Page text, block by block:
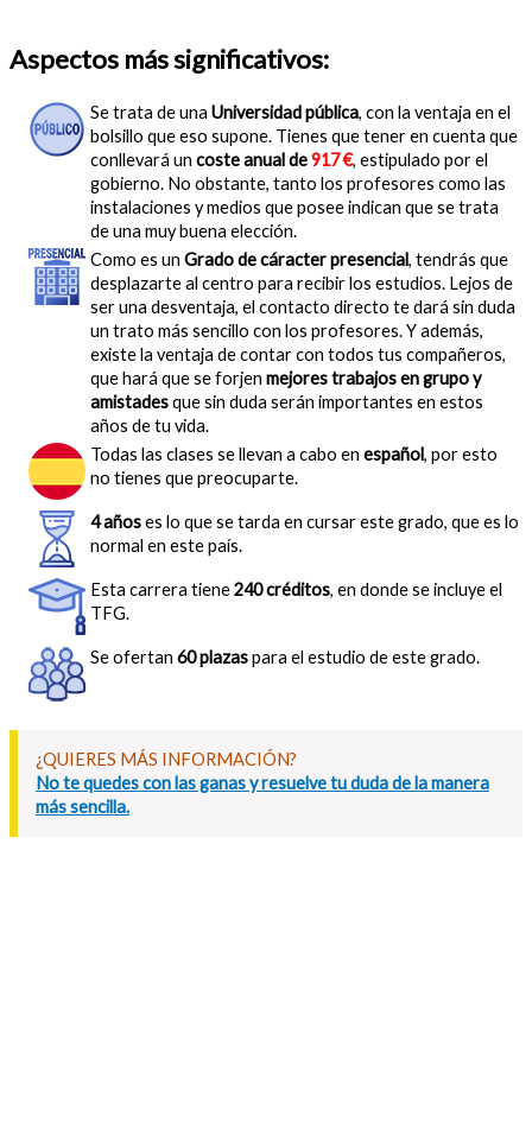
Aspectos más significativos:
Se trata de una Universidad pública, con la ventaja en el
bolsillo que eso supone. Tienes que tener en cuenta que
conllevará un coste anual de917 €, estipulado por el
gobierno. No obstante, tanto los profesores como las
instalaciones y medios que posee indican que se trata
de una muy buena elección.
Como es un Grado de cáracter presencial, tendrás que
desplazarte al centro para recibir los estudios. Lejos de
ser una desventaja, el contacto directo te dará sin duda
un trato más sencillo con los profesores. Y además,
existe la ventaja de contar con todos tus compañeros,
que hará que se forjen mejores trabajos en grupo y
amistadesque sin duda serán importantes en estos
años de tu vida.
Todas las clases se llevan a cabo en español, por esto
no tienes que preocuparte.
4 añoses lo que se tarda en cursar este grado, que es lo
normal en este país.
Esta carrera tiene240 créditos, en donde se incluye el
TFG.
Se ofertan 60 plazaspara el estudio de este grado.
¿QUIERES MÁS INFORMACIÓN?
No te quedes con las ganas y resuelve tu duda de la manera
más sencilla.